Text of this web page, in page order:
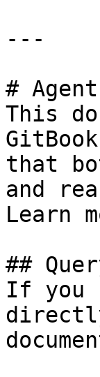
---
#
This
that
and
Learn
##
If you